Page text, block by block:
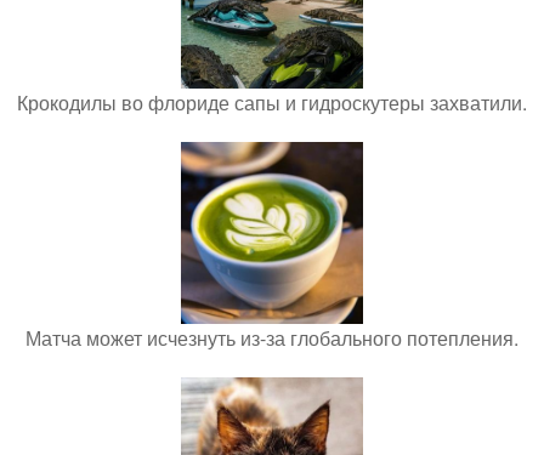
Крокодилы во флориде сапы и гидроскутеры захватили.
Матча может исчезнуть из-за глобального потепления.